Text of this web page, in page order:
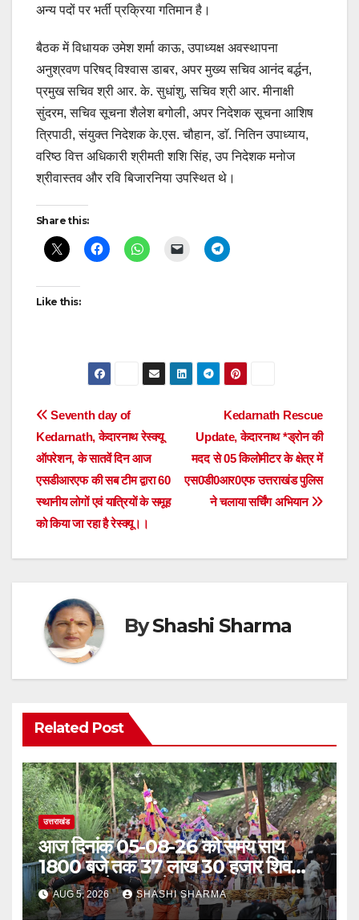
अन्य पदों पर भर्ती प्रक्रिया गतिमान है।
बैठक में विधायक उमेश शर्मा काऊ, उपाध्यक्ष अवस्थापना
अनुश्रवण परिषद् विश्वास डाबर, अपर मुख्य सचिव आनंद बर्द्धन,
प्रमुख सचिव श्री आर. के. सुधांशु, सचिव श्री आर. मीनाक्षी
सुंदरम, सचिव सूचना शैलेश बगोली, अपर निदेशक सूचना आशिष
त्रिपाठी, संयुक्त निदेशक के.एस. चौहान, डाॅ. नितिन उपाध्याय,
वरिष्ठ वित्त अधिकारी श्रीमती शशि सिंह, उप निदेशक मनोज
श्रीवास्तव और रवि बिजारनिया उपस्थित थे।
Share this:
Like this:
Post
navigation
Kedarnath Rescue
Update, केदारनाथ *ड्रोन की
मदद से 05 किलोमीटर के क्षेत्र में
एस0डी0आर0एफ उत्तराखंड पुलिस
ने चलाया सर्चिंग अभियान
Seventh day of
Kedarnath, केदारनाथ रेस्क्यू
ऑपरेशन, के सातवें दिन आज
एसडीआरएफ की सब टीम द्वारा 60
स्थानीय लोगों एवं यात्रियों के समूह
को किया जा रहा है रेस्क्यू।।
ByShashi Sharma
Related Post
उत्तराखंड
आज दिनांक 05-08-26 को समय साय
1800 बजे तक 37 लाख 30 हजार शिव
भक्त जल लेकर अपने गंतव्य को प्रस्थान कर
चुके
AUG 5, 2026 SHASHI SHARMA